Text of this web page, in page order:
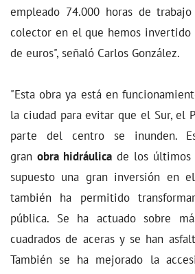
empleado 74.000 horas de
colector en el que hemos invertido
de euros", señaló Carlos González.
"Esta obra ya está en
la ciudad para evitar que el Sur, el
parte del centro se inunden.
gran obra hidráulicade los últimos
supuesto una gran inversión en
también ha permitido
pública. Se ha actuado sobre
cuadrados de aceras y se han
También se ha mejorado la